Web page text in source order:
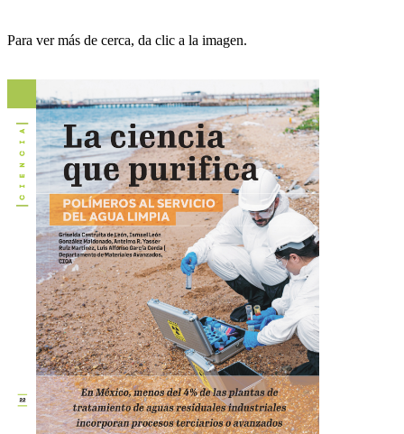
Para ver más de cerca, da clic a la imagen.